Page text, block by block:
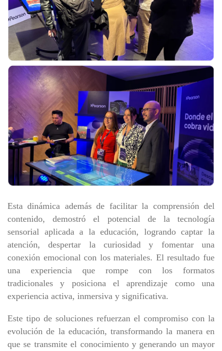
Esta dinámica además de facilitar la comprensión del
contenido, demostró el potencial de la tecnología
sensorial aplicada a la educación, logrando captar la
atención, despertar la curiosidad y fomentar una
conexión emocional con los materiales. El resultado fue
una experiencia que rompe con los formatos
tradicionales y posiciona el aprendizaje como una
experiencia activa, inmersiva y significativa.
Este tipo de soluciones refuerzan el compromiso con la
evolución de la educación, transformando la manera en
que se transmite el conocimiento y generando un mayor